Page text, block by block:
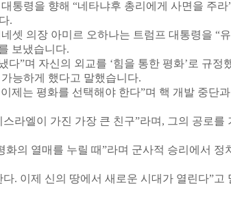
통령을 향해 “네타냐후 총리에게 사면을 주라
.
셋 의장 아미르 오하나는 트럼프 대통령을 “
보냈습니다.
”며 자신의 외교를 ‘힘을 통한 평화’로 규정
능하게 했다고 말했습니다.
제는 평화를 선택해야 한다”며 핵 개발 중단과
라엘이 가진 가장 큰 친구”라며, 그의 공로를
의 열매를 누릴 때”라며 군사적 승리에서 정
. 이제 신의 땅에서 새로운 시대가 열린다”고